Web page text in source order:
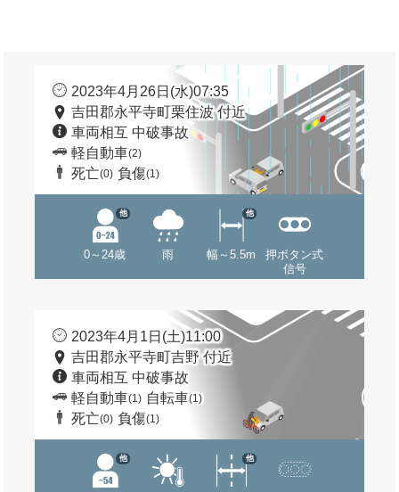
2023年4月26日(水)07:35
吉田郡永平寺町栗住波 付近
車両相互 中破事故
軽自動車(2)
死亡(0) 負傷(1)
0～24歳
他
雨 幅～5.5m
他
押ボタン式
信号
2023年4月1日(土)11:00
吉田郡永平寺町吉野 付近
車両相互 中破事故
軽自動車(1) 自転車(1)
死亡(0) 負傷(1)
他 他